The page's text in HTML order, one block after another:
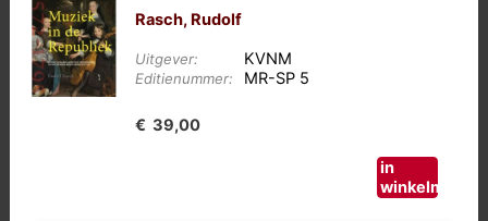
Rasch, Rudolf
Uitgever: KVNM
Editienummer: MR-SP 5
€ 39,00
in
winkelmand